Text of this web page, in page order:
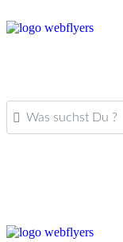
Was suchst Du ?